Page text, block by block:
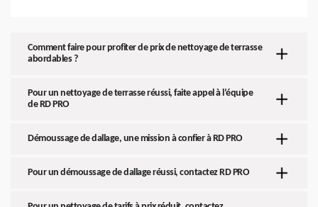
Comment faire pour profiter de prix de nettoyage de terrasse
abordables ?
Pour un nettoyage de terrasse réussi, faite appel à l’équipe
de RD PRO
Démoussage de dallage, une mission à confier à RD PRO
Pour un démoussage de dallage réussi, contactez RD PRO